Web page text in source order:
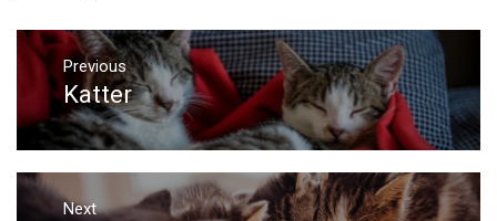
Innleggsnavigering
Previous
Previous
post:
Katter
Next